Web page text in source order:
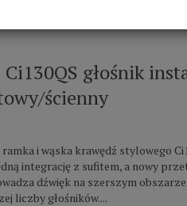
Ci130QS głośnik
ścienny
ramka i wąska krawędź stylowego
integrację z sufitem, a nowy
dźwięk na szerszym
liczby głośników....